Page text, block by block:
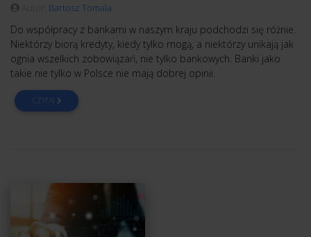
Bartosz Tomala
Do współpracy z bankami w naszym kraju podchodzi się różnie.
Niektórzy biorą kredyty, kiedy tylko mogą, a niektórzy unikają jak
ognia wszelkich zobowiązań, nie tylko bankowych. Banki jako
takie nie tylko w Polsce nie mają dobrej opinii.
CZYTAJ